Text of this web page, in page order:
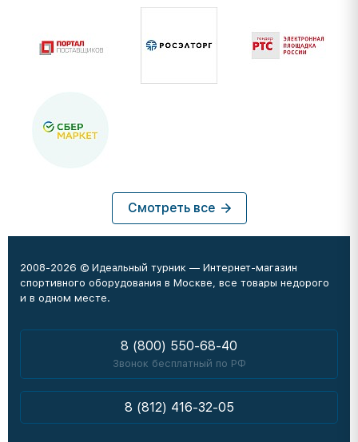
Смотреть все
2008-2026 © Идеальный турник — Интернет-магазин
спортивного оборудования в Москве, все товары недорого
и в одном месте.
8 (800) 550-68-40
Звонок бесплатный по РФ
8 (812) 416-32-05